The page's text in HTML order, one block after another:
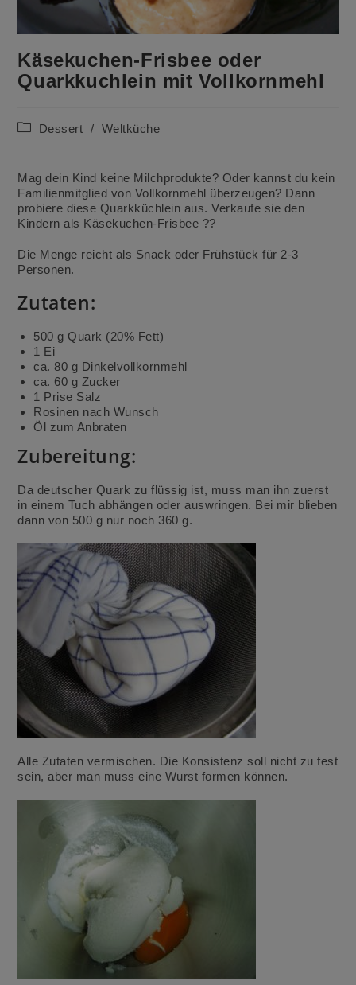
Käsekuchen-Frisbee oder
Quarkkuchlein mit Vollkornmehl
Beitrags-
Dessert / Weltküche
Mag dein Kind keine Milchprodukte? Oder kannst du kein
Familienmitglied von Vollkornmehl überzeugen? Dann
probiere diese Quarkküchlein aus. Verkaufe sie den
Kindern als Käsekuchen-Frisbee ??
Die Menge reicht als Snack oder Frühstück für 2-3
Personen.
Zutaten:
500 g Quark (20% Fett)
1 Ei
ca. 80 g Dinkelvollkornmehl
ca. 60 g Zucker
1 Prise Salz
Rosinen nach Wunsch
Öl zum Anbraten
Zubereitung:
Da deutscher Quark zu flüssig ist, muss man ihn zuerst
in einem Tuch abhängen oder auswringen. Bei mir blieben
dann von 500 g nur noch 360 g.
Alle Zutaten vermischen. Die Konsistenz soll nicht zu fest
sein, aber man muss eine Wurst formen können.